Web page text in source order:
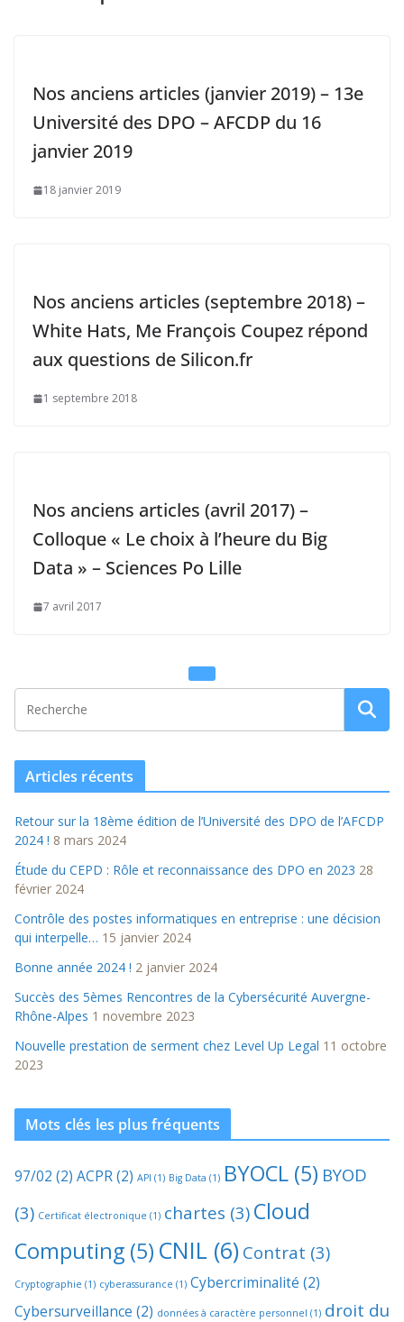
Nos anciens articles (janvier 2019) – 13e
Université des DPO – AFCDP du 16
janvier 2019
18 janvier 2019
Nos anciens articles (septembre 2018) –
White Hats, Me François Coupez répond
aux questions de Silicon.fr
1 septembre 2018
Nos anciens articles (avril 2017) –
Colloque « Le choix à l’heure du Big
Data » – Sciences Po Lille
7 avril 2017
Articles récents
Retour sur la 18ème édition de l’Université des DPO de l’AFCDP
2024 ! 8 mars 2024
Étude du CEPD : Rôle et reconnaissance des DPO en 2023 28
février 2024
Contrôle des postes informatiques en entreprise : une décision
qui interpelle… 15 janvier 2024
Bonne année 2024 ! 2 janvier 2024
Succès des 5èmes Rencontres de la Cybersécurité Auvergne-
Rhône-Alpes 1 novembre 2023
Nouvelle prestation de serment chez Level Up Legal 11 octobre
2023
Mots clés les plus fréquents
97/02 (2) ACPR(2) API (1) Big Data (1) BYOCL (5) BYOD
(3) Certificat électronique (1) chartes (3) Cloud
Computing (5) CNIL (6) Contrat (3)
Cryptographie (1) cyberassurance (1) Cybercriminalité (2)
Cybersurveillance (2) données à caractère personnel (1) droit du